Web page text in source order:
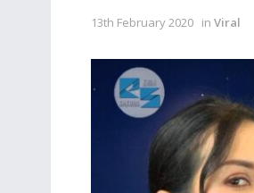
13th February 2020 in Viral